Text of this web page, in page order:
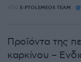
ΑΠΌ E-PTOLEMEOS TEAM
Προϊόντα της
καρκίνου –